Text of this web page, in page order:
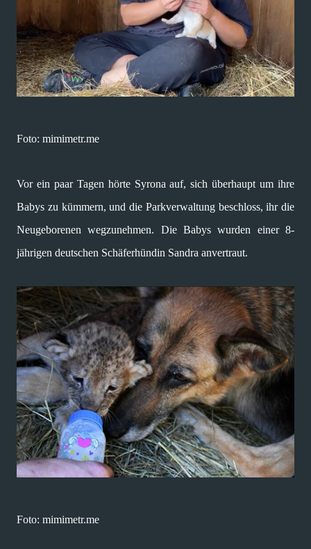
Foto: mimimetr.me
Vor ein paar Tagen hörte Syrona auf, sich überhaupt um ihre
Babys zu kümmern, und die Parkverwaltung beschloss, ihr die
Neugeborenen wegzunehmen. Die Babys wurden einer 8-
jährigen deutschen Schäferhündin Sandra anvertraut.
Foto: mimimetr.me